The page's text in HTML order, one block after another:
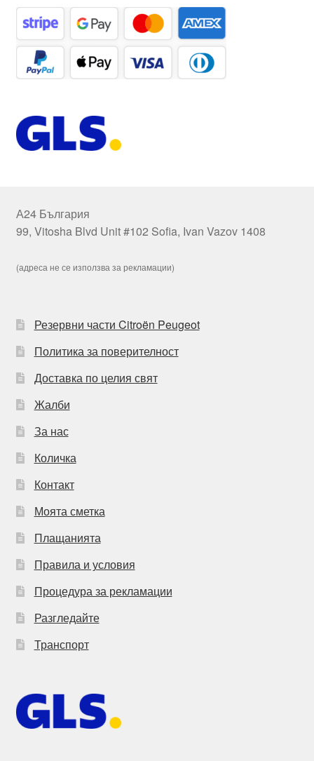
А24 България
99, Vitosha Blvd Unit #102 Sofia, Ivan Vazov 1408
(адреса не се използва за рекламации)
Резервни части Citroën Peugeot
Политика за поверителност
Доставка по целия свят
Жалби
За нас
Количка
Контакт
Моята сметка
Плащанията
Правила и условия
Процедура за рекламации
Разгледайте
Транспорт